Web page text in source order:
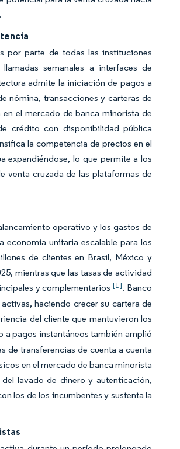
por parte de todas las instituciones
semanales a interfaces de
admite la iniciación de pagos a
nómina, transacciones y carteras de
el mercado de banca minorista de
crédito con disponibilidad pública
la competencia de precios en el
expandiéndose, lo que permite a los
venta cruzada de las plataformas de
operativo y los gastos de
unitaria escalable para los
de clientes en Brasil, México y
mientras que las tasas de actividad
y complementarios[1]. Banco
haciendo crecer su cartera de
del cliente que mantuvieron los
a pagos instantáneos también amplió
de transferencias de cuenta a cuenta
en el mercado de banca minorista
lavado de dinero y autenticación,
los de los incumbentes y sustenta la